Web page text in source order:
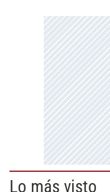
Lo más visto